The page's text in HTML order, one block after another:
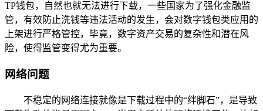
TP钱包，自然也就无法进行下载，一些国家为了强化金融监
管，有效防止洗钱等违法活动的发生，会对数字钱包类应用的
上架进行严格管控，毕竟，数字资产交易的复杂性和潜在风
险，使得监管变得尤为重要。
网络问题
不稳定的网络连接就像是下载过程中的“绊脚石”，是导致